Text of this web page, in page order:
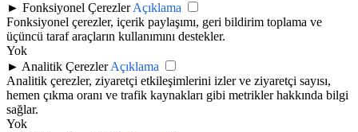
► Fonksiyonel Çerezler Açıklama
Fonksiyonel çerezler, içerik paylaşımı, geri bildirim toplama ve
üçüncü taraf araçların kullanımını destekler.
Yok
► Analitik Çerezler Açıklama
Analitik çerezler, ziyaretçi etkileşimlerini izler ve ziyaretçi sayısı,
hemen çıkma oranı ve trafik kaynakları gibi metrikler hakkında bilgi
sağlar.
Yok